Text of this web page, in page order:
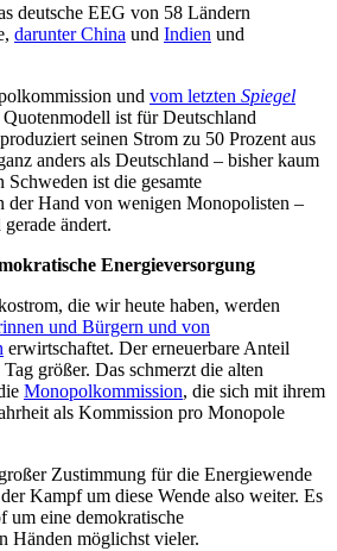
deutsche EEG von 58 Ländern
darunter China und Indien und
und vom letzten Spiegel
ist für Deutschland
seinen Strom zu 50 Prozent aus
anders als Deutschland – bisher kaum
ist die gesamte
der Hand von wenigen Monopolisten –
ändert.
Energieversorgung
die wir heute haben, werden
und Bürgern und von
erwirtschaftet. Der erneuerbare Anteil
größer. Das schmerzt die alten
Monopolkommission, die sich mit ihrem
als Kommission pro Monopole
Zustimmung für die Energiewende
Kampf um diese Wende also weiter. Es
um eine demokratische
Händen möglichst vieler.